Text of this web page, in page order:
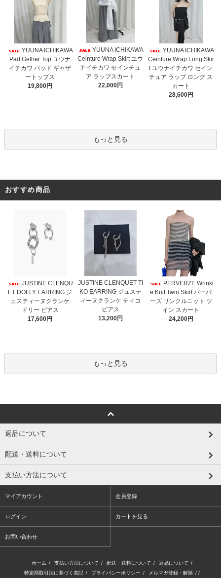
YUUNA ICHIKAWA
Pad Gether Top ユウナ
イチカワ パッド ギャザ
ートップス
19,800円
YUUNA ICHIKAWA
Ceinture Wrap Skirt ユウ
ナイチカワ セインチュ
ア ラップスカート
22,000円
YUUNA ICHIKAWA
Ceinture Wrap Long Skir
t ユウナイチカワ セイン
チュア ラップ ロング ス
カート
28,600円
もっと見る
おすすめ商品
JUSTINE CLENQU
ET DOLLY EARRING ジ
ュスティーヌクランケ
ドリー ピアス
17,600円
JUSTINE CLENQUET TI
KO EARRING ジュステ
ィーヌクランケ ティコ
ピアス
13,200円
PERVERZE Wrinkl
e Knit Twin Skirt パーバ
ーズ リンクルニット ツ
イン スカート
24,200円
もっと見る
返品について
配送・送料について
支払い方法について
マイアカウント 会員登録
ログイン カートを見る
お問い合わせ
ホーム / 支払い方法について / 配送・送料について / 返品について /
特定商取引法に基づく表記 / プライバシーポリシー / メルマガ登録・解除 / /